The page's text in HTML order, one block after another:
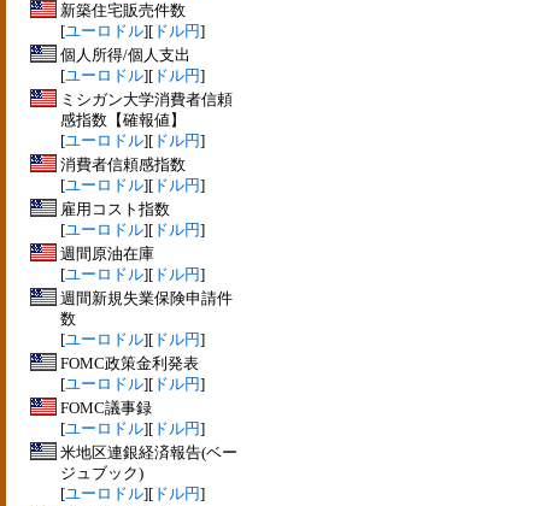
新築住宅販売件数
[ユーロドル][ ドル円]
個人所得/個人支出
[ユーロドル][ ドル円]
ミシガン大学消費者信頼
感指数【確報値】
[ユーロドル][ ドル円]
消費者信頼感指数
[ユーロドル][ ドル円]
雇用コスト指数
[ユーロドル][ ドル円]
週間原油在庫
[ユーロドル][ ドル円]
週間新規失業保険申請件
数
[ユーロドル][ ドル円]
FOMC政策金利発表
[ユーロドル][ ドル円]
FOMC議事録
[ユーロドル][ ドル円]
米地区連銀経済報告(ベー
ジュブック)
[ユーロドル][ ドル円]